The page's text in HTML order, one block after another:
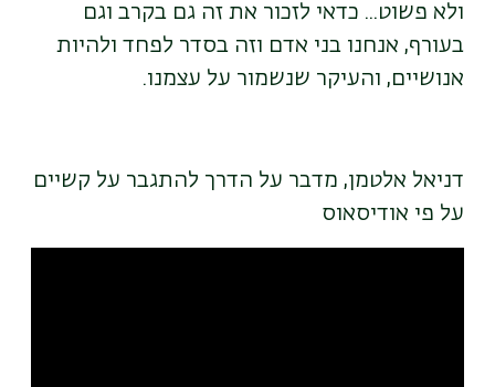
ולא פשוט... כדאי לזכור את זה גם בקרב וגם
בעורף, אנחנו בני אדם וזה בסדר לפחד ולהיות
אנושיים, והעיקר שנשמור על עצמנו.
דניאל אלטמן, מדבר על הדרך להתגבר על קשיים
על פי אודיסאוס